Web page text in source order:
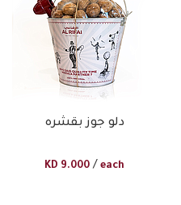
دلو جوز بقشره
KD 9.000 / each